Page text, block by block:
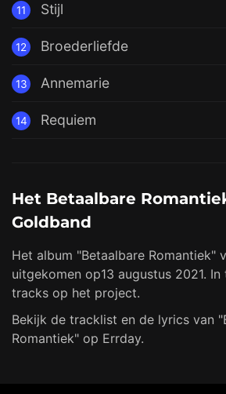
11 Stijl
12 Broederliefde
13 Annemarie
14 Requiem
Het Betaalbare
Goldband
Het album "Betaalbare Romantiek"
uitgekomen op13 augustus 2021.
tracks op het project.
Bekijk de tracklist en de lyrics van
Romantiek" op Errday.